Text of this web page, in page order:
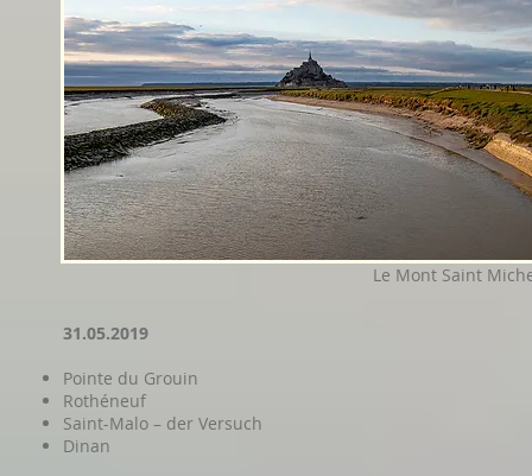
Le Mont Saint
31.05.2019
Pointe du Grouin
Rothéneuf
Saint-Malo – der Versuch
Dinan